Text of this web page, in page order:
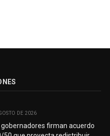
DE 2026
gobernadores firman acuerdo